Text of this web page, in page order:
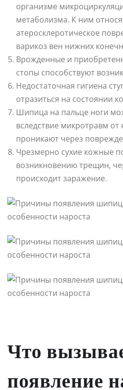
организме
метаболизма. К ним
атеросклеротическое
варикоз вен нижних
Врожденные и
стопы способствуют
Недостаточная гигиена
отразиться на состоянии
Шипица на пальце ноги
вследствие микротравм
проникают через
Чрезмерно сухие кожные
возникновению трещин,
происходит заражение.
Что
появление